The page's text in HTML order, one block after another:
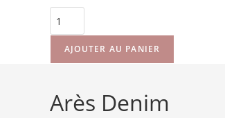
AJOUTER AU PANIER
Arès Denim